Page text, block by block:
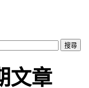
文章